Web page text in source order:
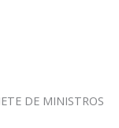
DE MINISTROS